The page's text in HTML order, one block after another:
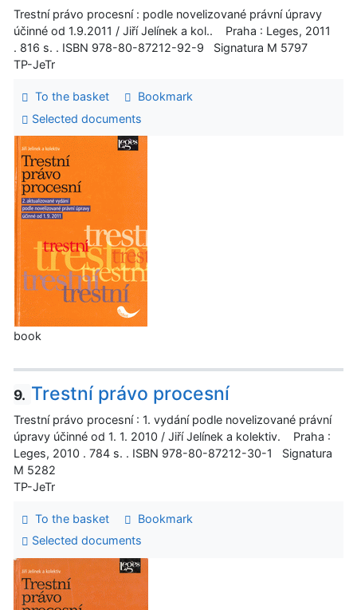
Trestní právo procesní : podle novelizované právní úpravy
účinné od 1.9.2011 / Jiří Jelínek a kol.. Praha : Leges, 2011
. 816 s. . ISBN 978-80-87212-92-9 Signatura M 5797
TP-JeTr
To the basket
Bookmark
Selected documents
book
9. Trestní právo procesní
Trestní právo procesní : 1. vydání podle novelizované právní
úpravy účinné od 1. 1. 2010 / Jiří Jelínek a kolektiv. Praha :
Leges, 2010 . 784 s. . ISBN 978-80-87212-30-1 Signatura
M 5282
TP-JeTr
To the basket
Bookmark
Selected documents